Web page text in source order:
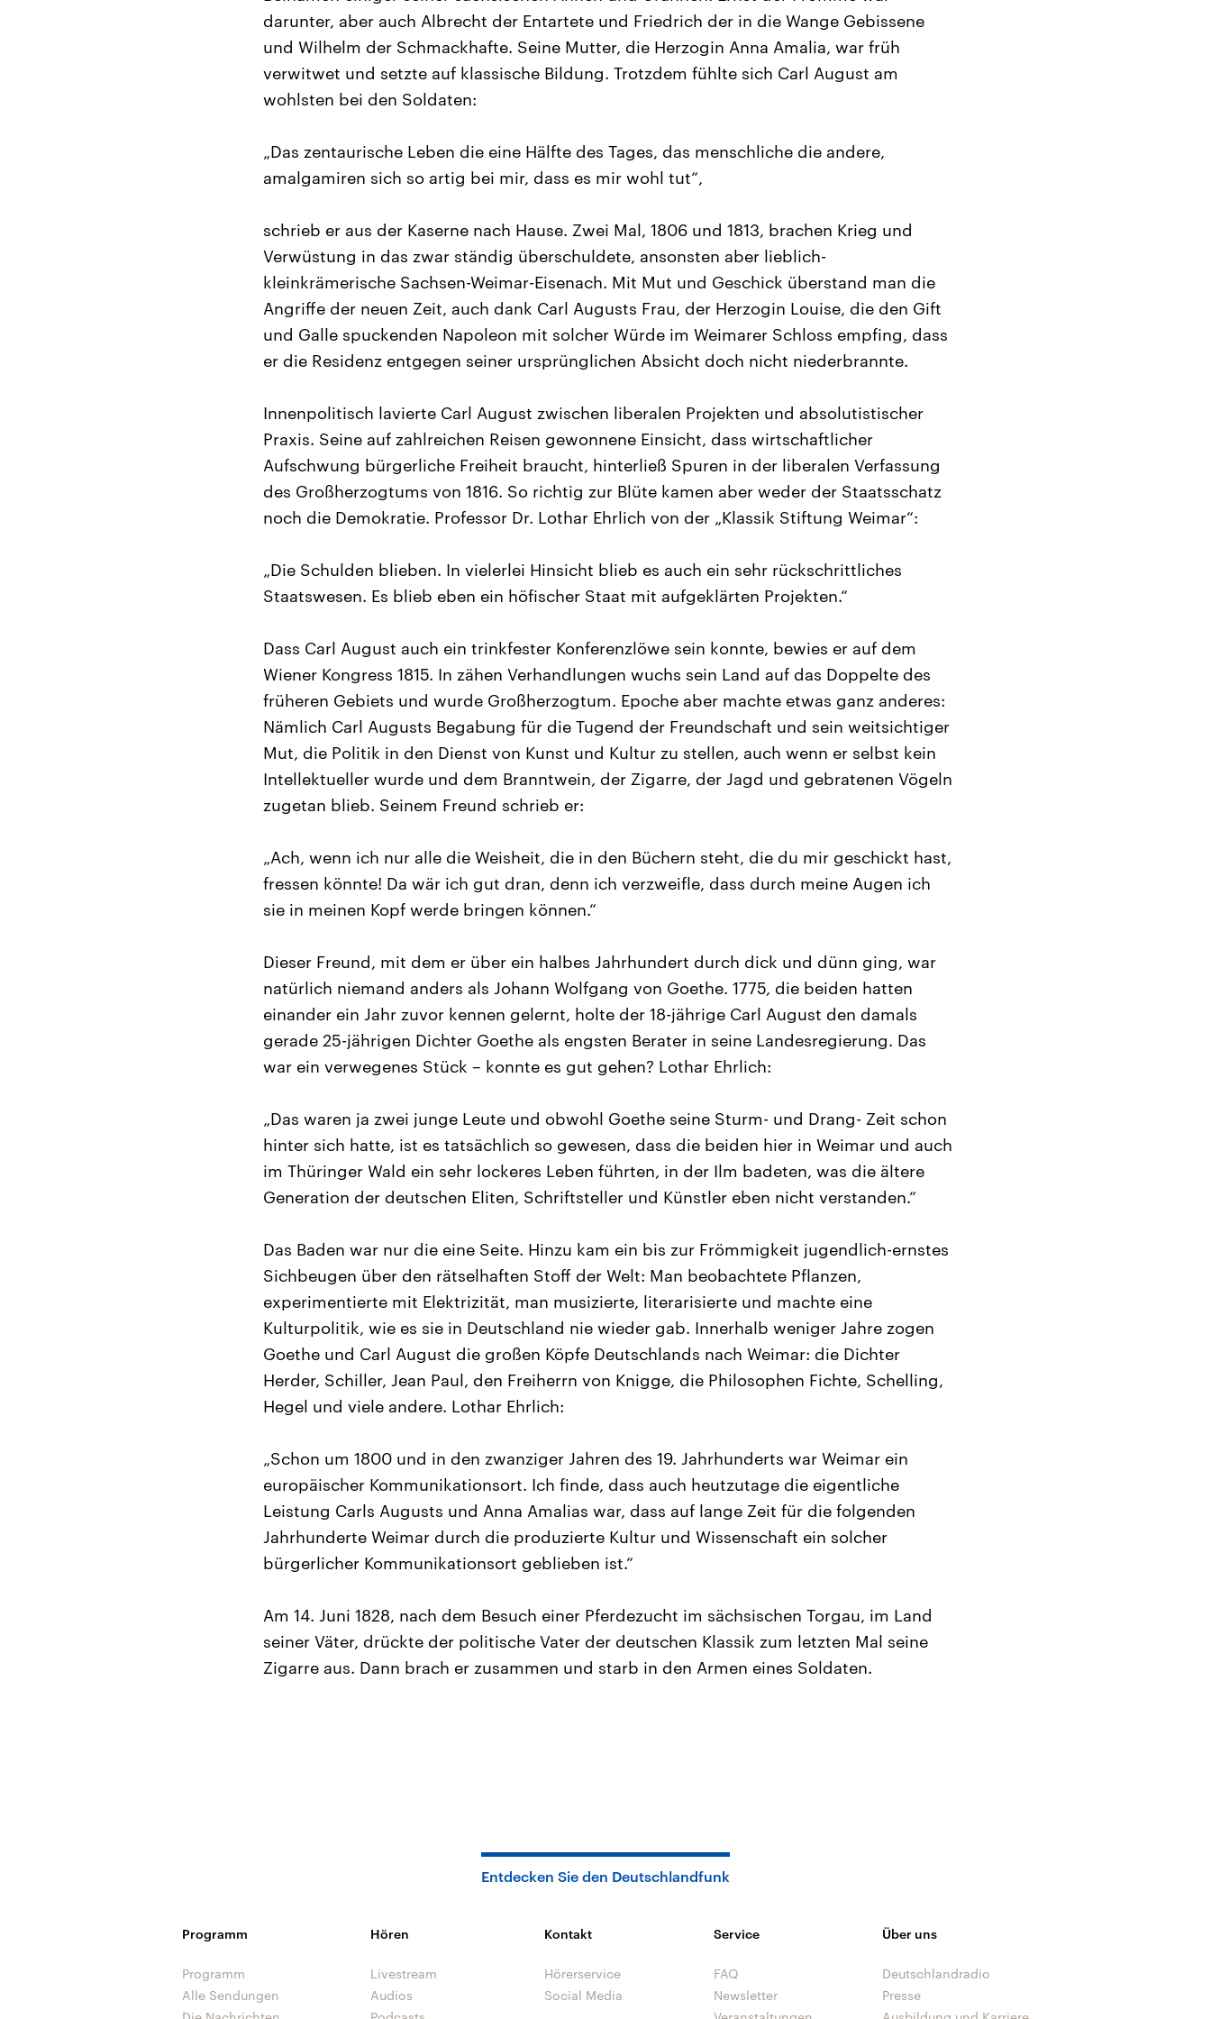
darunter, aber auch Albrecht der Entartete und Friedrich der in die Wange Gebissene
und Wilhelm der Schmackhafte. Seine Mutter, die Herzogin Anna Amalia, war früh
verwitwet und setzte auf klassische Bildung. Trotzdem fühlte sich Carl August am
wohlsten bei den Soldaten:
„Das zentaurische Leben die eine Hälfte des Tages, das menschliche die andere,
amalgamiren sich so artig bei mir, dass es mir wohl tut“,
schrieb er aus der Kaserne nach Hause. Zwei Mal, 1806 und 1813, brachen Krieg und
Verwüstung in das zwar ständig überschuldete, ansonsten aber lieblich-
kleinkrämerische Sachsen-Weimar-Eisenach. Mit Mut und Geschick überstand man die
Angriffe der neuen Zeit, auch dank Carl Augusts Frau, der Herzogin Louise, die den Gift
und Galle spuckenden Napoleon mit solcher Würde im Weimarer Schloss empfing, dass
er die Residenz entgegen seiner ursprünglichen Absicht doch nicht niederbrannte.
Innenpolitisch lavierte Carl August zwischen liberalen Projekten und absolutistischer
Praxis. Seine auf zahlreichen Reisen gewonnene Einsicht, dass wirtschaftlicher
Aufschwung bürgerliche Freiheit braucht, hinterließ Spuren in der liberalen Verfassung
des Großherzogtums von 1816. So richtig zur Blüte kamen aber weder der Staatsschatz
noch die Demokratie. Professor Dr. Lothar Ehrlich von der „Klassik Stiftung Weimar“:
„Die Schulden blieben. In vielerlei Hinsicht blieb es auch ein sehr rückschrittliches
Staatswesen. Es blieb eben ein höfischer Staat mit aufgeklärten Projekten.“
Dass Carl August auch ein trinkfester Konferenzlöwe sein konnte, bewies er auf dem
Wiener Kongress 1815. In zähen Verhandlungen wuchs sein Land auf das Doppelte des
früheren Gebiets und wurde Großherzogtum. Epoche aber machte etwas ganz anderes:
Nämlich Carl Augusts Begabung für die Tugend der Freundschaft und sein weitsichtiger
Mut, die Politik in den Dienst von Kunst und Kultur zu stellen, auch wenn er selbst kein
Intellektueller wurde und dem Branntwein, der Zigarre, der Jagd und gebratenen Vögeln
zugetan blieb. Seinem Freund schrieb er:
„Ach, wenn ich nur alle die Weisheit, die in den Büchern steht, die du mir geschickt hast,
fressen könnte! Da wär ich gut dran, denn ich verzweifle, dass durch meine Augen ich
sie in meinen Kopf werde bringen können.“
Dieser Freund, mit dem er über ein halbes Jahrhundert durch dick und dünn ging, war
natürlich niemand anders als Johann Wolfgang von Goethe. 1775, die beiden hatten
einander ein Jahr zuvor kennen gelernt, holte der 18-jährige Carl August den damals
gerade 25-jährigen Dichter Goethe als engsten Berater in seine Landesregierung. Das
war ein verwegenes Stück – konnte es gut gehen? Lothar Ehrlich:
„Das waren ja zwei junge Leute und obwohl Goethe seine Sturm- und Drang- Zeit schon
hinter sich hatte, ist es tatsächlich so gewesen, dass die beiden hier in Weimar und auch
im Thüringer Wald ein sehr lockeres Leben führten, in der Ilm badeten, was die ältere
Generation der deutschen Eliten, Schriftsteller und Künstler eben nicht verstanden.“
Das Baden war nur die eine Seite. Hinzu kam ein bis zur Frömmigkeit jugendlich-ernstes
Sichbeugen über den rätselhaften Stoff der Welt: Man beobachtete Pflanzen,
experimentierte mit Elektrizität, man musizierte, literarisierte und machte eine
Kulturpolitik, wie es sie in Deutschland nie wieder gab. Innerhalb weniger Jahre zogen
Goethe und Carl August die großen Köpfe Deutschlands nach Weimar: die Dichter
Herder, Schiller, Jean Paul, den Freiherrn von Knigge, die Philosophen Fichte, Schelling,
Hegel und viele andere. Lothar Ehrlich:
„Schon um 1800 und in den zwanziger Jahren des 19. Jahrhunderts war Weimar ein
europäischer Kommunikationsort. Ich finde, dass auch heutzutage die eigentliche
Leistung Carls Augusts und Anna Amalias war, dass auf lange Zeit für die folgenden
Jahrhunderte Weimar durch die produzierte Kultur und Wissenschaft ein solcher
bürgerlicher Kommunikationsort geblieben ist.“
Am 14. Juni 1828, nach dem Besuch einer Pferdezucht im sächsischen Torgau, im Land
seiner Väter, drückte der politische Vater der deutschen Klassik zum letzten Mal seine
Zigarre aus. Dann brach er zusammen und starb in den Armen eines Soldaten.
Entdecken Sie den Deutschlandfunk
Programm
Programm
Alle Sendungen
Hören
Livestream
Audios
Kontakt
Hörerservice
Social Media
Service
FAQ
Newsletter
Über uns
Deutschlandradio
Presse